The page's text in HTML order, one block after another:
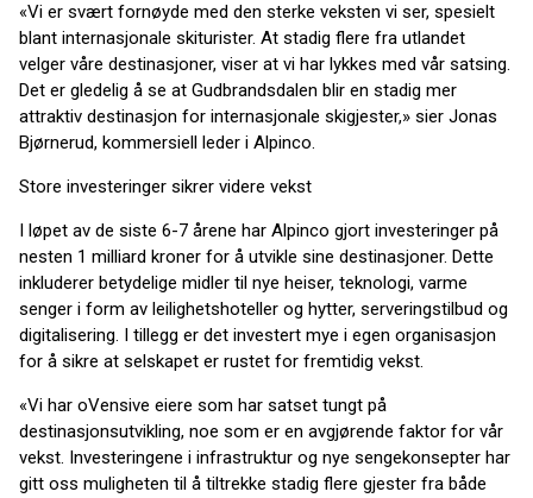
«Vi er svært fornøyde med den sterke veksten vi ser, spesielt
blant internasjonale skiturister. At stadig flere fra utlandet
velger våre destinasjoner, viser at vi har lykkes med vår satsing.
Det er gledelig å se at Gudbrandsdalen blir en stadig mer
attraktiv destinasjon for internasjonale skigjester,» sier Jonas
Bjørnerud, kommersiell leder i Alpinco.
Store investeringer sikrer videre vekst
I løpet av de siste 6-7 årene har Alpinco gjort investeringer på
nesten 1 milliard kroner for å utvikle sine destinasjoner. Dette
inkluderer betydelige midler til nye heiser, teknologi, varme
senger i form av leilighetshoteller og hytter, serveringstilbud og
digitalisering. I tillegg er det investert mye i egen organisasjon
for å sikre at selskapet er rustet for fremtidig vekst.
«Vi har oVensive eiere som har satset tungt på
destinasjonsutvikling, noe som er en avgjørende faktor for vår
vekst. Investeringene i infrastruktur og nye sengekonsepter har
gitt oss muligheten til å tiltrekke stadig flere gjester fra både